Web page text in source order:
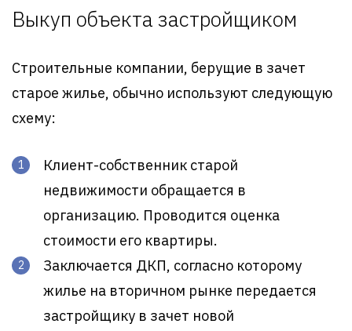
Выкуп объекта застройщиком
Строительные компании, берущие в зачет
старое жилье, обычно используют следующую
схему:
Клиент-собственник старой
недвижимости обращается в
организацию. Проводится оценка
стоимости его квартиры.
Заключается ДКП, согласно которому
жилье на вторичном рынке передается
застройщику в зачет новой